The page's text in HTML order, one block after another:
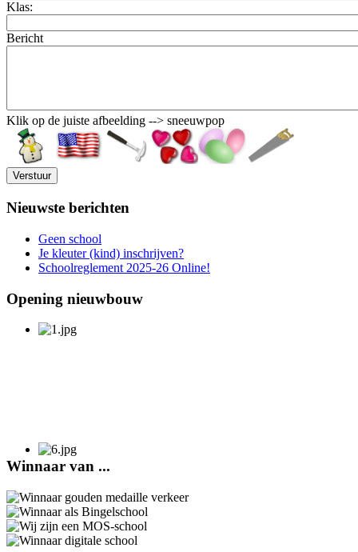
Klas:
Bericht
Klik op de juiste afbeelding --> sneeuwpop
Nieuwste berichten
Geen school
Je kleuter (kind) inschrijven?
Schoolreglement 2025-26 Online!
Opening nieuwbouw
Winnaar van ...